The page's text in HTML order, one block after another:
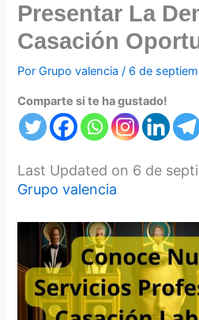
Presentar La
Casación
PorGrupo valencia/ 6 de
Comparte si te ha gustado!
Last Updated on 6 de
Grupo valencia